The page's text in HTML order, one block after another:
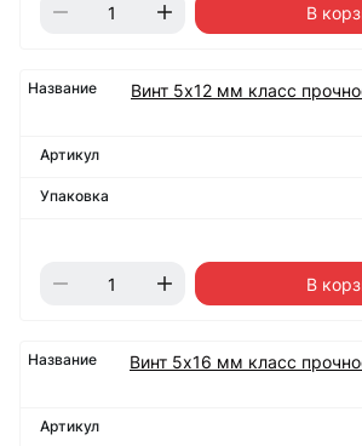
В
Винт 5х12 мм класс
В
Винт 5х16 мм класс